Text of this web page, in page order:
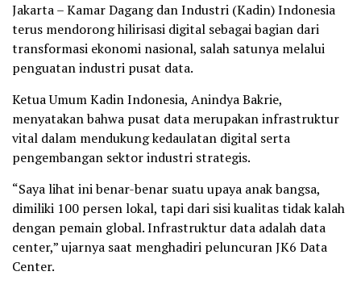
Jakarta – Kamar Dagang dan Industri (Kadin) Indonesia
terus mendorong hilirisasi digital sebagai bagian dari
transformasi ekonomi nasional, salah satunya melalui
penguatan industri pusat data.
Ketua Umum Kadin Indonesia, Anindya Bakrie,
menyatakan bahwa pusat data merupakan infrastruktur
vital dalam mendukung kedaulatan digital serta
pengembangan sektor industri strategis.
“Saya lihat ini benar-benar suatu upaya anak bangsa,
dimiliki 100 persen lokal, tapi dari sisi kualitas tidak kalah
dengan pemain global. Infrastruktur data adalah data
center,” ujarnya saat menghadiri peluncuran JK6 Data
Center.